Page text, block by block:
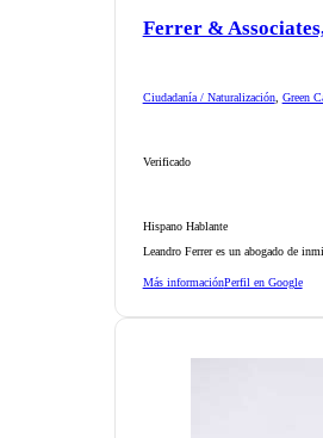
Ferrer &
Ciudadanía / Naturalización, Green
Verificado
Hispano Hablante
Leandro Ferrer es un abogado de
Más informaciónPerfil en Google